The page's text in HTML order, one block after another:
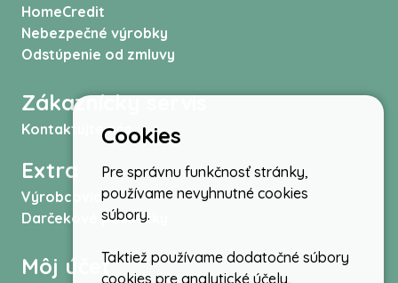
HomeCredit
Nebezpečné výrobky
Odstúpenie od zmluvy
Zákaznícky servis
Kontaktujte nás
Extra
Výrobcovia
Darčekové poukážky
Môj účet
Cookies
Pre správnu funkčnosť stránky,
používame nevyhnutné cookies
súbory.
Taktiež používame dodatočné súbory
cookies pre analytické účely,